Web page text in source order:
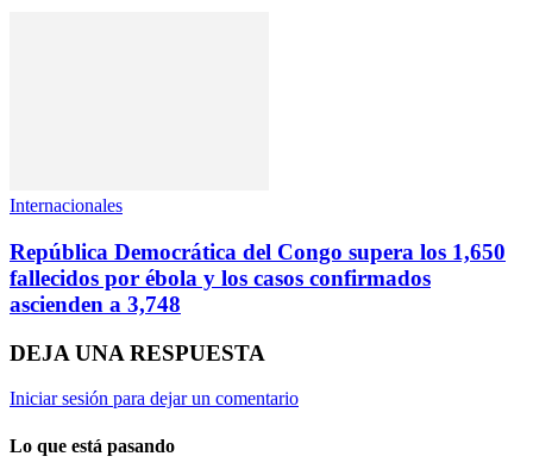
Internacionales
República Democrática del Congo supera los 1,650
fallecidos por ébola y los casos confirmados
ascienden a 3,748
DEJA UNA RESPUESTA
Iniciar sesión para dejar un comentario
Lo que está pasando